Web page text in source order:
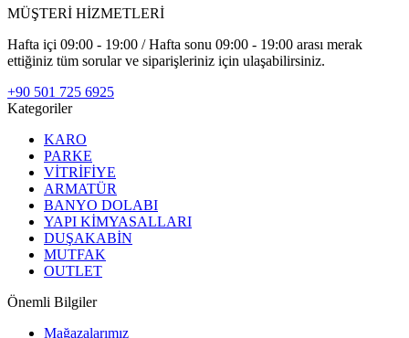
MÜŞTERİ HİZMETLERİ
Hafta içi 09:00 - 19:00 / Hafta sonu 09:00 - 19:00 arası merak
ettiğiniz tüm sorular ve siparişleriniz için ulaşabilirsiniz.
+90 501 725 6925
Kategoriler
KARO
PARKE
VİTRİFİYE
ARMATÜR
BANYO DOLABI
YAPI KİMYASALLARI
DUŞAKABİN
MUTFAK
OUTLET
Önemli Bilgiler
Mağazalarımız